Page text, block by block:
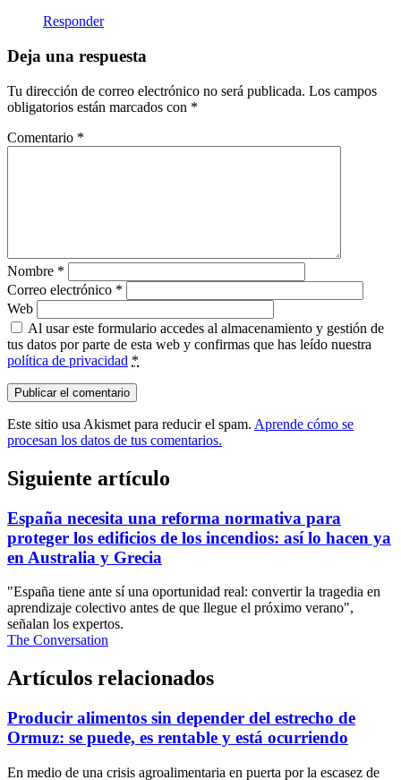
Responder
Deja una respuesta
Tu dirección de correo electrónico no será publicada. Los campos
obligatorios están marcados con *
Comentario *
Nombre *
Correo electrónico *
Web
Al usar este formulario accedes al almacenamiento y gestión de
tus datos por parte de esta web y confirmas que has leído nuestra
política de privacidad *
Este sitio usa Akismet para reducir el spam. Aprende cómo se
procesan los datos de tus comentarios.
Siguiente artículo
España necesita una reforma normativa para
proteger los edificios de los incendios: así lo hacen ya
en Australia y Grecia
"España tiene ante sí una oportunidad real: convertir la tragedia en
aprendizaje colectivo antes de que llegue el próximo verano",
señalan los expertos.
The Conversation
Artículos relacionados
Producir alimentos sin depender del estrecho de
Ormuz: se puede, es rentable y está ocurriendo
En medio de una crisis agroalimentaria en puerta por la escasez de